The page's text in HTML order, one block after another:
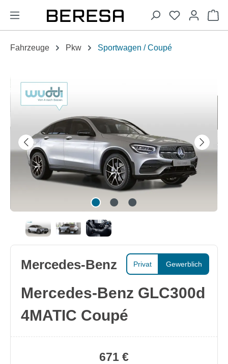
springen
Fahrzeuge Pkw Sportwagen / Coupé
Bildergalerie überspringen
Privat Gewerblich
Mercedes-Benz
Mercedes-Benz GLC300d
4MATIC Coupé
671 €